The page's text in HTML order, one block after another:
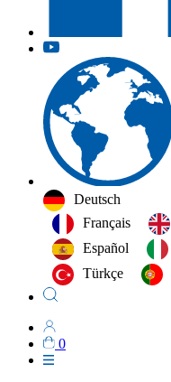
Deutsch
Français
Español
Türkçe
0